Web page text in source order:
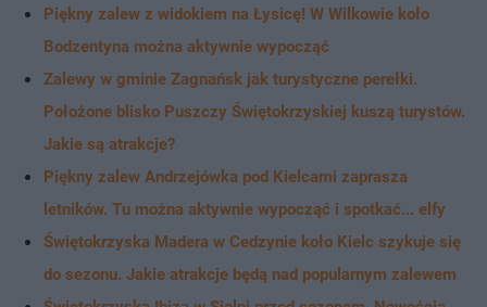
Piękny zalew z widokiem na Łysicę! W Wilkowie koło
Bodzentyna można aktywnie wypocząć
Zalewy w gminie Zagnańsk jak turystyczne perełki.
Położone blisko Puszczy Świętokrzyskiej kuszą turystów.
Jakie są atrakcje?
Piękny zalew Andrzejówka pod Kielcami zaprasza
letników. Tu można aktywnie wypocząć i spotkać... elfy
Świętokrzyska Madera w Cedzynie koło Kielc szykuje się
do sezonu. Jakie atrakcje będą nad popularnym zalewem